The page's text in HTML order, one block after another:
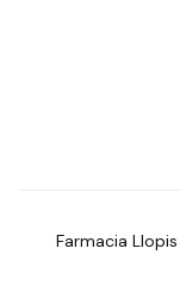
Farmacia